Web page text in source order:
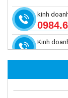
kinh
Kinh
Camera tích